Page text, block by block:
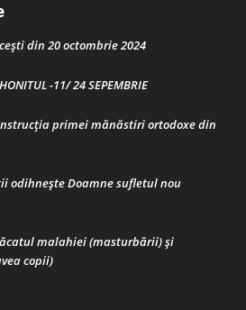
din 20 octombrie 2024
-11/ 24 SEPEMBRIE
primei mănăstiri ortodoxe din
odihnește Doamne sufletul nou
malahiei (masturbării) şi
copii)